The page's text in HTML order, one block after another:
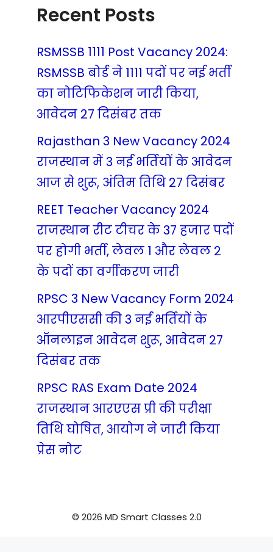
Recent Posts
RSMSSB 1111 Post Vacancy 2024:
RSMSSB बोर्ड ने 1111 पदों पर नई भर्ती
का नोटिफिकेशन जारी किया,
आवेदन 27 दिसंबर तक
Rajasthan 3 New Vacancy 2024
राजस्थान में 3 नई भर्तियों के आवेदन
आज से शुरू, अंतिम तिथि 27 दिसंबर
REET Teacher Vacancy 2024
राजस्थान रीट टीचर के 37 हजार पदों
पर होगी भर्ती, लेवल 1 और लेवल 2
के पदों का वर्गीकरण जारी
RPSC 3 New Vacancy Form 2024
आरपीएससी की 3 नई भर्तियों के
ऑनलाइन आवेदन शुरू, आवेदन 27
दिसंबर तक
RPSC RAS Exam Date 2024
राजस्थान आरएएस प्री की परीक्षा
तिथि घोषित, आयोग ने जारी किया
प्रेस नोट
© 2026 MD Smart Classes 2.0